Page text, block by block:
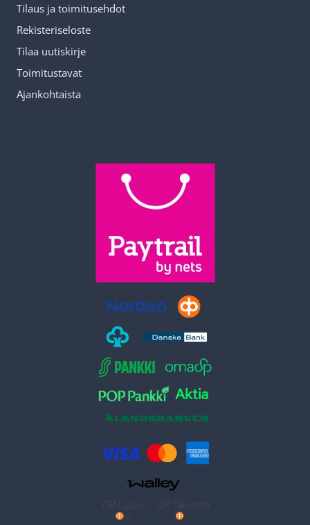
Tilaus ja toimitusehdot
Rekisteriseloste
Tilaa uutiskirje
Toimitustavat
Ajankohtaista